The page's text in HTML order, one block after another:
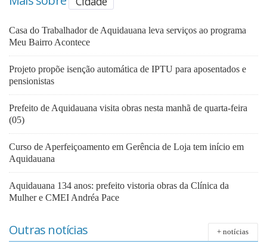
Casa do Trabalhador de Aquidauana leva serviços ao programa
Meu Bairro Acontece
Projeto propõe isenção automática de IPTU para aposentados e
pensionistas
Prefeito de Aquidauana visita obras nesta manhã de quarta-feira
(05)
Curso de Aperfeiçoamento em Gerência de Loja tem início em
Aquidauana
Aquidauana 134 anos: prefeito vistoria obras da Clínica da
Mulher e CMEI Andréa Pace
Outras notícias + notícias